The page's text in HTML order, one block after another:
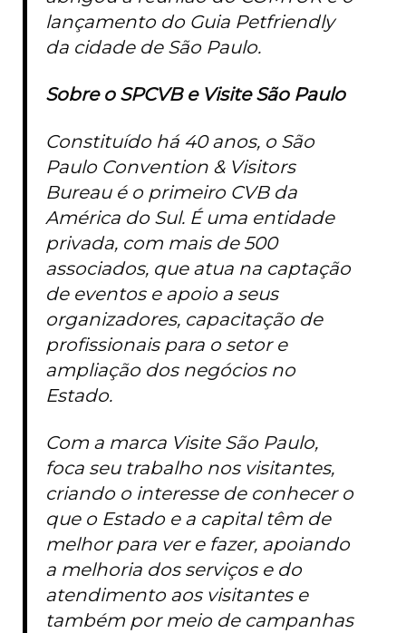
lançamento do Guia Petfriendly
da cidade de São Paulo.
Sobre o SPCVB e Visite São Paulo
Constituído há 40 anos, o São
Paulo Convention & Visitors
Bureau é o primeiro CVB da
América do Sul. É uma entidade
privada, com mais de 500
associados, que atua na captação
de eventos e apoio a seus
organizadores, capacitação de
profissionais para o setor e
ampliação dos negócios no
Estado.
Com a marca Visite São Paulo,
foca seu trabalho nos visitantes,
criando o interesse de conhecer o
que o Estado e a capital têm de
melhor para ver e fazer, apoiando
a melhoria dos serviços e do
atendimento aos visitantes e
também por meio de campanhas